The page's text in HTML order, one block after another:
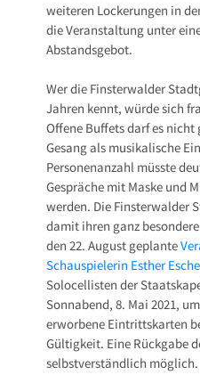
weiteren Lockerungen in
die Veranstaltung unter
Abstandsgebot.
Wer die Finsterwalder
Jahren kennt, würde sich
Offene Buffets darf es nicht
Gesang als musikalische
Personenanzahl müsste
Gespräche mit Maske und
werden. Die Finsterwalder
damit ihren ganz
den 22. August geplante
Schauspielerin Esther Esche
Solocellisten der
Sonnabend, 8. Mai 2021,
erworbene Eintrittskarten
Gültigkeit. Eine Rückgabe
selbstverständlich möglich.